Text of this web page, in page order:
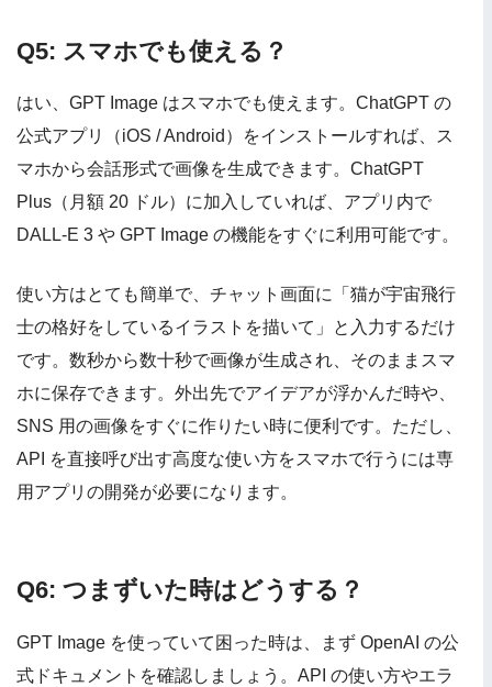
Q5: スマホでも使える？
はい、GPT Image はスマホでも使えます。ChatGPT の
公式アプリ（iOS / Android）をインストールすれば、ス
マホから会話形式で画像を生成できます。ChatGPT
Plus（月額 20 ドル）に加入していれば、アプリ内で
DALL-E 3 や GPT Image の機能をすぐに利用可能です。
使い方はとても簡単で、チャット画面に「猫が宇宙飛行
士の格好をしているイラストを描いて」と入力するだけ
です。数秒から数十秒で画像が生成され、そのままスマ
ホに保存できます。外出先でアイデアが浮かんだ時や、
SNS 用の画像をすぐに作りたい時に便利です。ただし、
API を直接呼び出す高度な使い方をスマホで行うには専
用アプリの開発が必要になります。
Q6: つまずいた時はどうする？
GPT Image を使っていて困った時は、まず OpenAI の公
式ドキュメントを確認しましょう。API の使い方やエラ